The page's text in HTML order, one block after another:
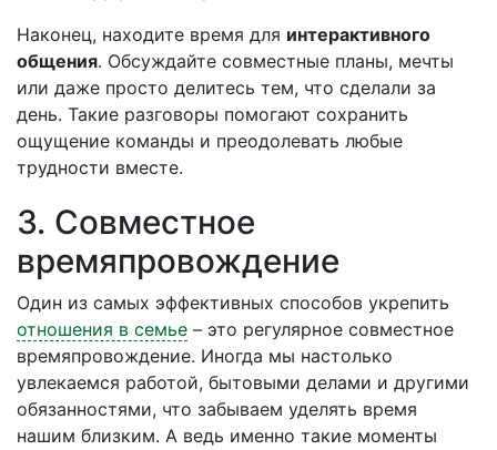
Наконец, находите время для интерактивного
общения. Обсуждайте совместные планы, мечты
или даже просто делитесь тем, что сделали за
день. Такие разговоры помогают сохранить
ощущение команды и преодолевать любые
трудности вместе.
3. Совместное
времяпровождение
Один из самых эффективных способов укрепить
отношения в семье – это регулярное совместное
времяпровождение. Иногда мы настолько
увлекаемся работой, бытовыми делами и другими
обязанностями, что забываем уделять время
нашим близким. А ведь именно такие моменты